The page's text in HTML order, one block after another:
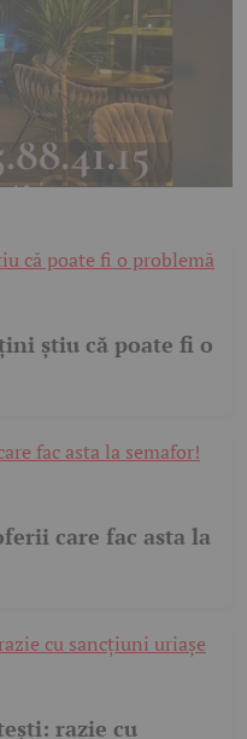
știu că poate fi o
care fac asta la
razie cu